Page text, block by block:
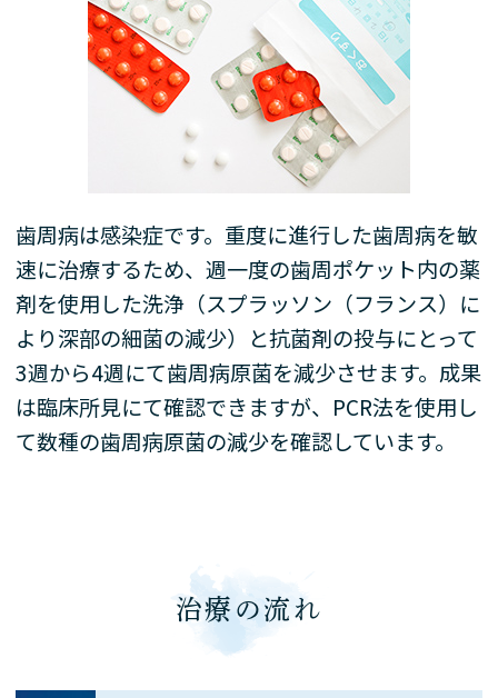
歯周病は感染症です。重度に進行した歯周病を敏
速に治療するため、週一度の歯周ポケット内の薬
剤を使用した洗浄（スプラッソン（フランス）に
より深部の細菌の減少）と抗菌剤の投与にとって
3週から4週にて歯周病原菌を減少させます。成果
は臨床所見にて確認できますが、PCR法を使用し
て数種の歯周病原菌の減少を確認しています。
治療の流れ